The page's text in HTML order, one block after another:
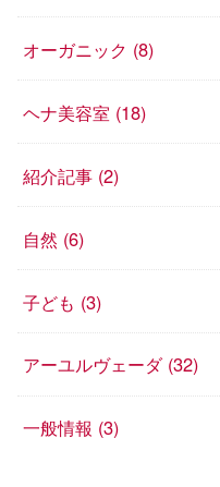
オーガニック (8)
ヘナ美容室 (18)
紹介記事 (2)
自然 (6)
子ども (3)
アーユルヴェーダ (32)
一般情報 (3)